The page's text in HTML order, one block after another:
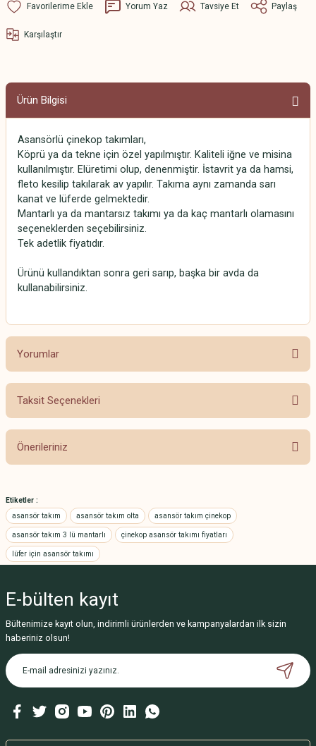
Yorum Yaz Tavsiye Et Paylaş
Karşılaştır
Ürün Bilgisi
Asansörlü çinekop takımları,
Köprü ya da tekne için özel yapılmıştır. Kaliteli iğne ve misina
kullanılmıştır. Elüretimi olup, denenmiştir. İstavrit ya da hamsi,
fleto kesilip takılarak av yapılır. Takıma aynı zamanda sarı
kanat ve lüferde gelmektedir.
Mantarlı ya da mantarsız takımı ya da kaç mantarlı olamasını
seçeneklerden seçebilirsiniz.
Tek adetlik fiyatıdır.
Ürünü kullandıktan sonra geri sarıp, başka bir avda da
kullanabilirsiniz.
Yorumlar
Bu ürüne ilk yorumu siz yapın!
Taksit Seçenekleri
Önerileriniz
yetersiz gördüğünüz noktaları öneri formunu kullanarak tarafımıza
iletebilirsiniz.
Görüş ve önerileriniz için teşekkür ederiz.
Ürün resmi kalitesiz, bozuk veya görüntülenemiyor.
Ürün bilgilerinde hatalar bulunuyor.
Ürün fiyatı diğer sitelerden daha pahalı.
Bu ürüne benzer farklı alternatifler olmalı.
Etiketler :
asansör takım
asansör takım olta asansör takım çinekop
asansör takım 3 lü mantarlı çinekop asansör takımı fiyatları
lüfer için asansör takımı
E-bülten kayıt
Bültenimize kayıt olun, indirimli ürünlerden ve kampanyalardan ilk sizin
haberiniz olsun!